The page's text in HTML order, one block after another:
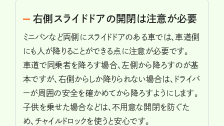
右側スライドドアの開閉は注意が必要
ミニバンなど両側にスライドドアのある車では、車道側
にも人が降りることができる点に注意が必要です。
車道で同乗者を降ろす場合、左側から降ろすのが基
本ですが、右側からしか降りられない場合は、ドライバ
ーが周囲の安全を確かめてから降ろすようにします。
子供を乗せた場合などは、不用意な開閉を防ぐた
め、チャイルドロックを使うと安心です。